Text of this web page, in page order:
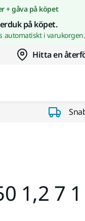
+ gåva på köpet
på köpet.
automatiskt i varukorgen.
Hitta en
1,2 7